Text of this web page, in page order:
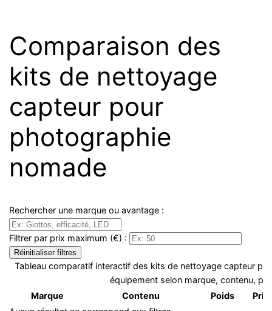
Comparaison des
kits de nettoyage
capteur pour
photographie
nomade
Rechercher une marque ou avantage :
Filtrer par prix maximum (€) :
Réinitialiser filtres
Tableau comparatif interactif des kits de nettoyage capteur
équipement selon marque, contenu,
Marque
Contenu Poids
Prix